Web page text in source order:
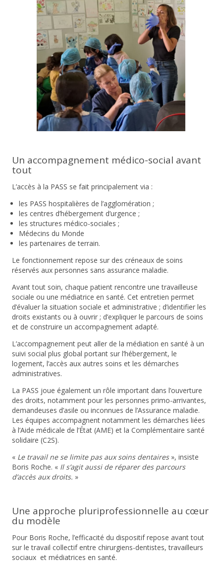
Un accompagnement médico-social avant
tout
L’accès à la PASS se fait principalement via :
les PASS hospitalières de l’agglomération ;
les centres d’hébergement d’urgence ;
les structures médico-sociales ;
Médecins du Monde
les partenaires de terrain.
Le fonctionnement repose sur des créneaux de soins
réservés aux personnes sans assurance maladie.
Avant tout soin, chaque patient rencontre une travailleuse
sociale ou une médiatrice en santé. Cet entretien permet
d’évaluer la situation sociale et administrative ; d’identifier les
droits existants ou à ouvrir ; d’expliquer le parcours de soins
et de construire un accompagnement adapté.
L’accompagnement peut aller de la médiation en santé à un
suivi social plus global portant sur l’hébergement, le
logement, l’accès aux autres soins et les démarches
administratives.
La PASS joue également un rôle important dans l’ouverture
des droits, notamment pour les personnes primo-arrivantes,
demandeuses d’asile ou inconnues de l’Assurance maladie.
Les équipes accompagnent notamment les démarches liées
à l’Aide médicale de l’État (AME) et la Complémentaire santé
solidaire (C2S).
« Le travail ne se limite pas aux soins dentaires», insiste
Boris Roche. « Il s’agit aussi de réparer des parcours
d’accès aux droits. »
Une approche pluriprofessionnelle au cœur
du modèle
Pour Boris Roche, l’efficacité du dispositif repose avant tout
sur le travail collectif entre chirurgiens-dentistes, travailleurs
sociaux et médiatrices en santé.